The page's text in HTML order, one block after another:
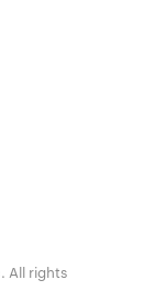
All rights